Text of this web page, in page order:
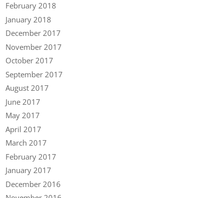
February 2018
January 2018
December 2017
November 2017
October 2017
September 2017
August 2017
June 2017
May 2017
April 2017
March 2017
February 2017
January 2017
December 2016